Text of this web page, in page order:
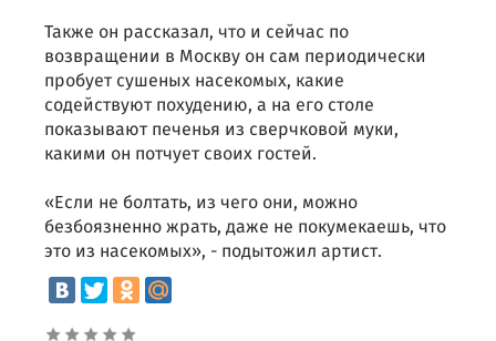
Также он рассказал, что и сейчас по
возвращении в Москву он сам периодически
пробует сушеных насекомых, какие
содействуют похудению, а на его столе
показывают печенья из сверчковой муки,
какими он потчует своих гостей.
«Если не болтать, из чего они, можно
безбоязненно жрать, даже не покумекаешь, что
это из насекомых», - подытожил артист.